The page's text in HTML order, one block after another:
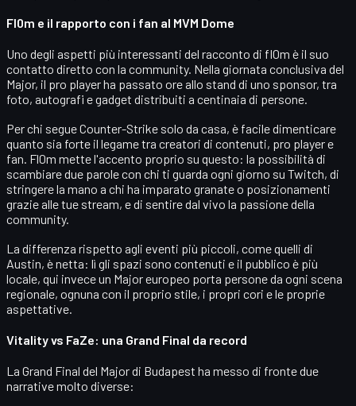
Fl0m e il rapporto con i fan al MVM Dome
Uno degli aspetti più interessanti del racconto di fl0m è il suo
contatto diretto con la community. Nella giornata conclusiva del
Major, il pro player ha passato ore allo stand di uno sponsor, tra
foto, autografi e gadget distribuiti a centinaia di persone.
Per chi segue Counter-Strike solo da casa, è facile dimenticare
quanto sia forte il legame tra creatori di contenuti, pro player e
fan. Fl0m mette l'accento proprio su questo: la possibilità di
scambiare due parole con chi ti guarda ogni giorno su Twitch, di
stringere la mano a chi ha imparato granate o posizionamenti
grazie alle tue stream, e di sentire dal vivo la passione della
community.
La differenza rispetto agli eventi più piccoli, come quelli di
Austin, è netta: lì gli spazi sono contenuti e il pubblico è più
locale, qui invece un Major europeo porta persone da ogni scena
regionale, ognuna con il proprio stile, i propri cori e le proprie
aspettative.
Vitality vs FaZe: una Grand Final da record
La Grand Final del Major di Budapest ha messo di fronte due
narrative molto diverse: